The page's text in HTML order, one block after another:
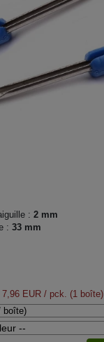
: 2 mm
: 33 mm
7,96 EUR/ pck. (1 boîte)